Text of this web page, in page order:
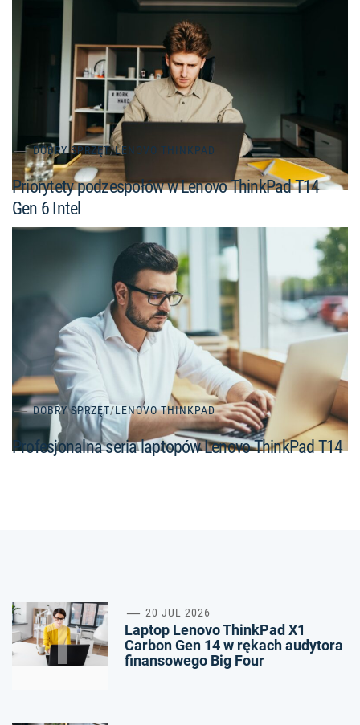
DOBRY SPRZĘT/LENOVO THINKPAD
Priorytety podzespołów w Lenovo ThinkPad T14
Gen 6 Intel
DOBRY SPRZĘT/LENOVO THINKPAD
Profesjonalna seria laptopów Lenovo ThinkPad T14
1 20 JUL 2026
Laptop Lenovo ThinkPad X1
Carbon Gen 14 w rękach audytora
finansowego Big Four